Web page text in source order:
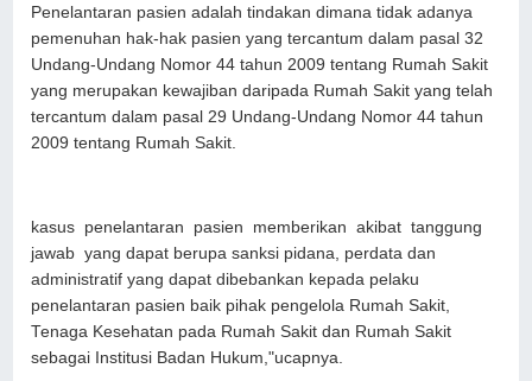
Penelantaran pasien adalah tindakan dimana tidak adanya
pemenuhan hak-hak pasien yang tercantum dalam pasal 32
Undang-Undang Nomor 44 tahun 2009 tentang Rumah Sakit
yang merupakan kewajiban daripada Rumah Sakit yang telah
tercantum dalam pasal 29 Undang-Undang Nomor 44 tahun
2009 tentang Rumah Sakit.
kasus penelantaran pasien memberikan akibat tanggung
jawab yang dapat berupa sanksi pidana, perdata dan
administratif yang dapat dibebankan kepada pelaku
penelantaran pasien baik pihak pengelola Rumah Sakit,
Tenaga Kesehatan pada Rumah Sakit dan Rumah Sakit
sebagai Institusi Badan Hukum,"ucapnya.